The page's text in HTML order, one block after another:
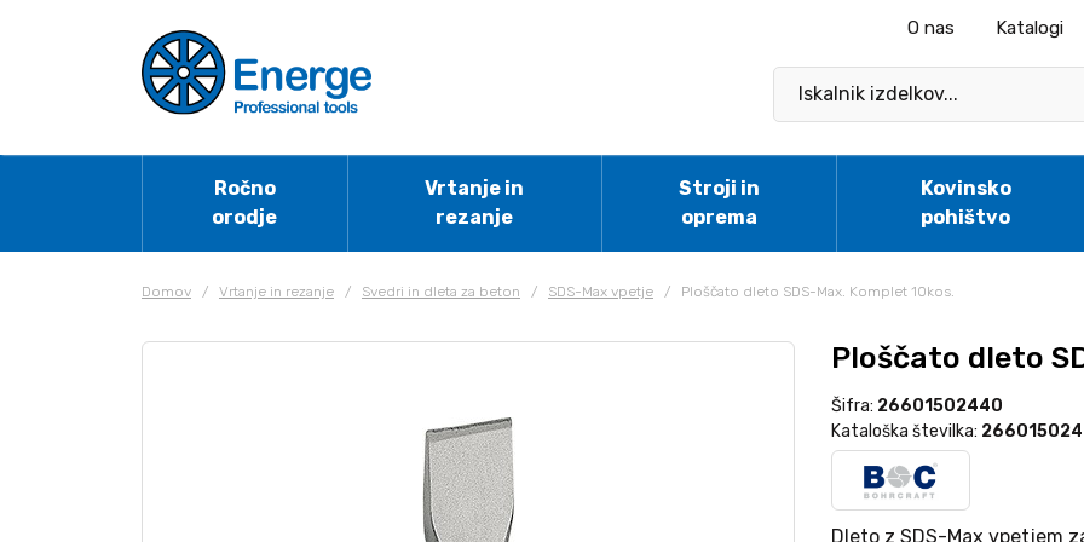
O nas Katalogi
Ročno
orodje
Vrtanje in
rezanje
Stroji in
oprema
Kovinsko
pohištvo
Domov / Vrtanje in rezanje / Svedri in dleta za beton / SDS-Max vpetje / Ploščato dleto SDS-Max. Komplet 10kos.
Ploščato dleto
Šifra: 26601502440
Kataloška številka:
Dleto z SDS-Max vpetjem